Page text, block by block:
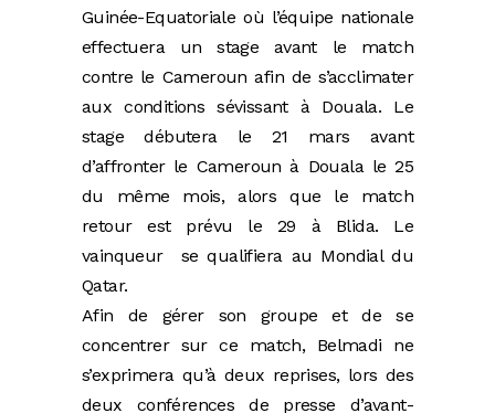
Guinée-Equatoriale où l’équipe nationale
effectuera un stage avant le match
contre le Cameroun afin de s’acclimater
aux conditions sévissant à Douala. Le
stage débutera le 21 mars avant
d’affronter le Cameroun à Douala le 25
du même mois, alors que le match
retour est prévu le 29 à Blida. Le
vainqueur se qualifiera au Mondial du
Qatar.
Afin de gérer son groupe et de se
concentrer sur ce match, Belmadi ne
s’exprimera qu’à deux reprises, lors des
deux conférences de presse d’avant-